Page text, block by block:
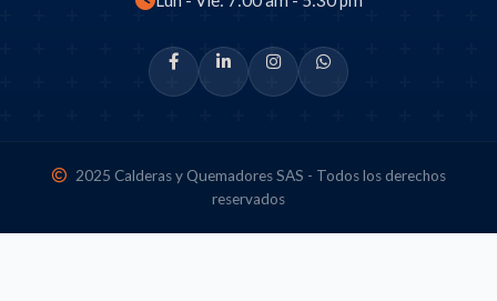
2025 Calderas y Quemadores SAS - Todos los derechos
reservados